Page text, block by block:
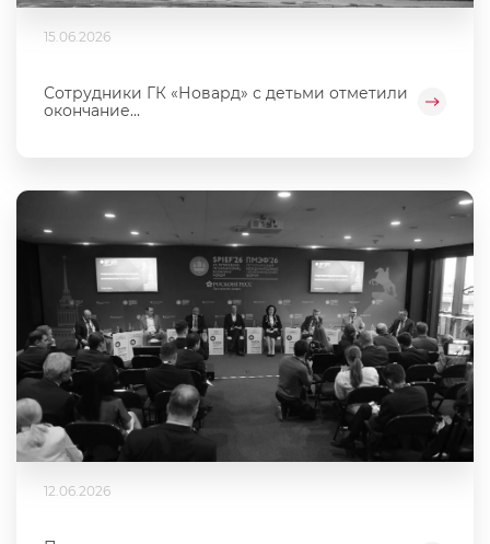
15.06.2026
Сотрудники ГК «Новард» с детьми отметили
окончание...
12.06.2026